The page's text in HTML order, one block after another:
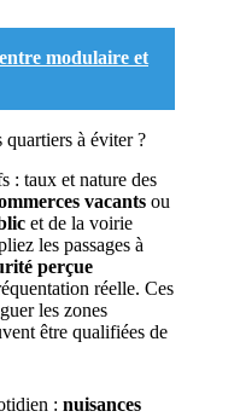
modulaire et
à éviter ?
: taux et nature des
vacants ou
et de la voirie
les passages à
perçue
réelle. Ces
les zones
être qualifiées de
: nuisances